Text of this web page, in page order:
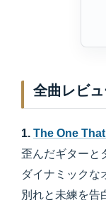
全曲レビ
1. The One
歪んだギターと
ダイナミックな
別れと未練を告